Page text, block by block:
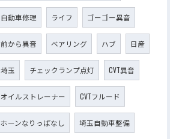
自動車修理 ライフ ゴーゴー異音
前から異音 ベアリング ハブ 日産
埼玉 チェックランプ点灯 CVT異音
オイルストレーナー CVTフルード
ホーンなりっぱなし 埼玉自動車整備